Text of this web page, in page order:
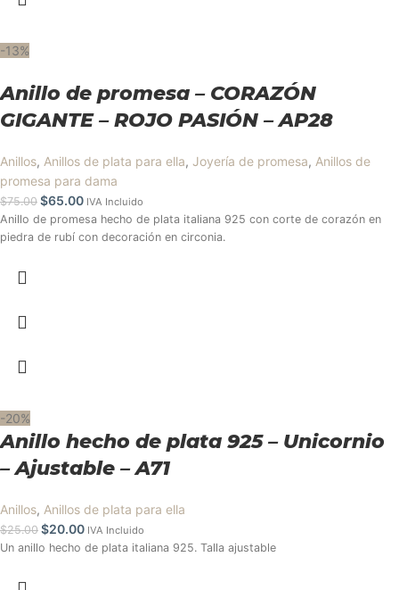
-13%
Anillo de promesa – CORAZÓN
GIGANTE – ROJO PASIÓN – AP28
Anillos, Anillos de plata para ella, Joyería de promesa, Anillos de
promesa para dama
$75.00 $65.00 IVA Incluido
Anillo de promesa hecho de plata italiana 925 con corte de corazón en
piedra de rubí con decoración en circonia.
-20%
Anillo hecho de plata 925 – Unicornio
– Ajustable – A71
Anillos, Anillos de plata para ella
$25.00 $20.00 IVA Incluido
Un anillo hecho de plata italiana 925. Talla ajustable